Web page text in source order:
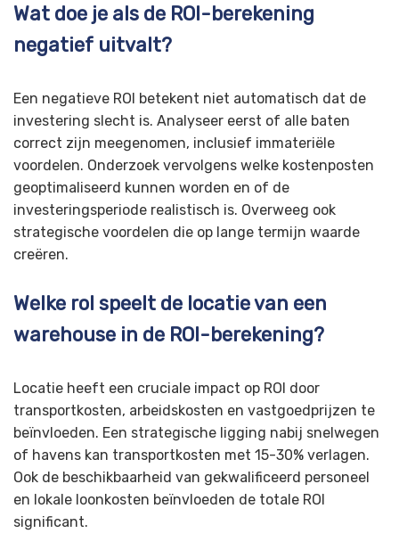
Wat doe je als de ROI-berekening
negatief uitvalt?
Een negatieve ROI betekent niet automatisch dat de
investering slecht is. Analyseer eerst of alle baten
correct zijn meegenomen, inclusief immateriële
voordelen. Onderzoek vervolgens welke kostenposten
geoptimaliseerd kunnen worden en of de
investeringsperiode realistisch is. Overweeg ook
strategische voordelen die op lange termijn waarde
creëren.
Welke rol speelt de locatie van een
warehouse in de ROI-berekening?
Locatie heeft een cruciale impact op ROI door
transportkosten, arbeidskosten en vastgoedprijzen te
beïnvloeden. Een strategische ligging nabij snelwegen
of havens kan transportkosten met 15-30% verlagen.
Ook de beschikbaarheid van gekwalificeerd personeel
en lokale loonkosten beïnvloeden de totale ROI
significant.